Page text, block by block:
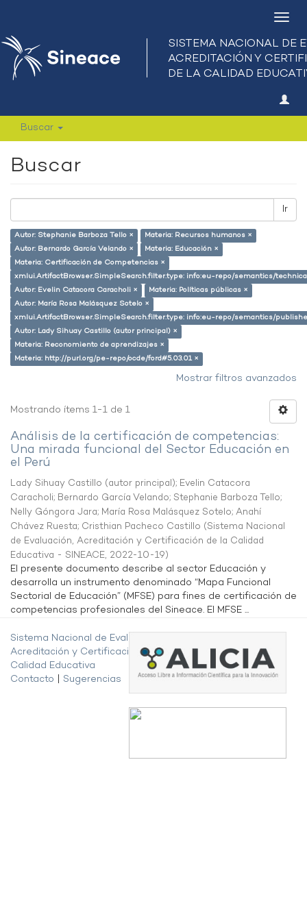
Buscar
Buscar
Ir
Autor: Stephanie Barboza Tello ×
Materia: Recursos humanos ×
Autor: Bernardo García Velando ×
Materia: Educación ×
Materia: Certificación de Competencias ×
xmlui.ArtifactBrowser.SimpleSearch.filter.type: info:eu-repo/semantics/
Autor: Evelin Catacora Caracholi ×
Materia: Políticas públicas ×
Autor: María Rosa Malásquez Sotelo ×
xmlui.ArtifactBrowser.SimpleSearch.filter.type: info:eu-repo/semantics/
Autor: Lady Sihuay Castillo (autor principal) ×
Materia: Reconomiento de aprendizajes ×
Materia: http://purl.org/pe-repo/ocde/ford#5.03.01 ×
Mostrar filtros avanzados
Mostrando ítems 1-1 de 1
Análisis de la certificación de competencias:
Una mirada funcional del Sector Educación en
el Perú
Lady Sihuay Castillo (autor principal); Evelin Catacora
Caracholi; Bernardo García Velando; Stephanie Barboza Tello;
Nelly Góngora Jara; María Rosa Malásquez Sotelo; Anahí
Chávez Ruesta; Cristhian Pacheco Castillo (Sistema Nacional
de Evaluación, Acreditación y Certificación de la Calidad
Educativa - SINEACE, 2022-10-19)
El presente documento describe al sector Educación y
desarrolla un instrumento denominado “Mapa Funcional
Sectorial de Educación” (MFSE) para fines de certificación de
competencias profesionales del Sineace. El MFSE ...
Sistema Nacional de Evaluación,
Acreditación y Certificación de la
Calidad Educativa
Contacto
Sugerencias